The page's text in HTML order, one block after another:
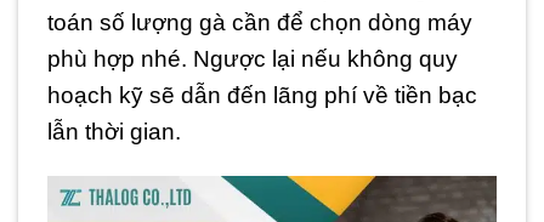
toán số lượng gà cần để chọn dòng máy
phù hợp nhé. Ngược lại nếu không quy
hoạch kỹ sẽ dẫn đến lãng phí về tiền bạc
lẫn thời gian.